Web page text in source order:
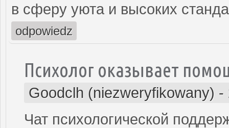
в сферу уюта и высоких
odpowiedz
Психолог оказывает
Goodclh (niezweryfikowany) -
Чат психологической